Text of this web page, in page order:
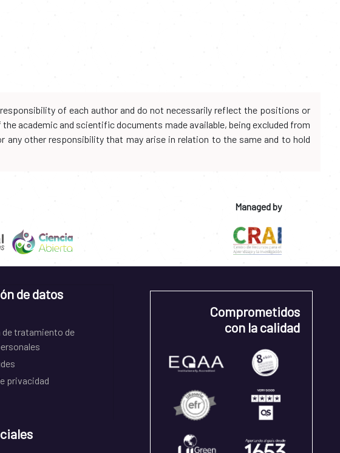
of each author and do not necessarily reflect the positions or
academic and scientific documents made available, being excluded from
other responsibility that may arise in relation to the same and to hold
Managed by
de datos
de tratamiento de
privacidad
Comprometidos
con la calidad